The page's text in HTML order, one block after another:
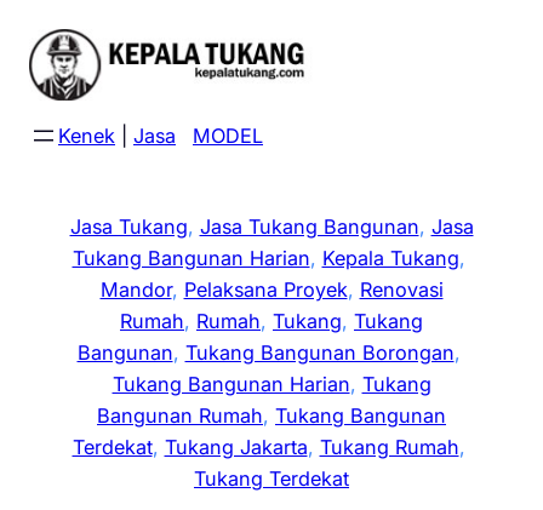
content
Kenek Jasa MODEL
Jasa Tukang, Jasa Tukang Bangunan, Jasa
Tukang Bangunan Harian, Kepala Tukang
Mandor, Pelaksana Proyek, Renovasi
Rumah, Rumah, Tukang, Tukang
Bangunan, Tukang Bangunan Borongan
Tukang Bangunan Harian, Tukang
Bangunan Rumah, Tukang Bangunan
Terdekat, Tukang Jakarta, Tukang Rumah
Tukang Terdekat